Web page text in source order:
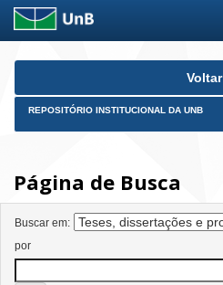
Skip
Voltar
REPOSITÓRIO INSTITUCIONAL DA UNB
Página de Busca
Buscar em:
por